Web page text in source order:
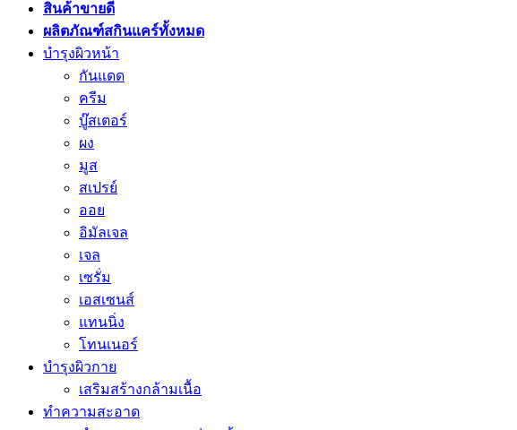
สินค้าขายดี
ผลิตภัณฑ์สกินแคร์ทั้งหมด
บำรุงผิวหน้า
กันแดด
ครีม
บู๊สเตอร์
ผง
มูส
สเปรย์
ออย
อิมัลเจล
เจล
เซรั่ม
เอสเซนส์
แทนนิ่ง
โทนเนอร์
บำรุงผิวกาย
เสริมสร้างกล้ามเนื้อ
ทำความสะอาด